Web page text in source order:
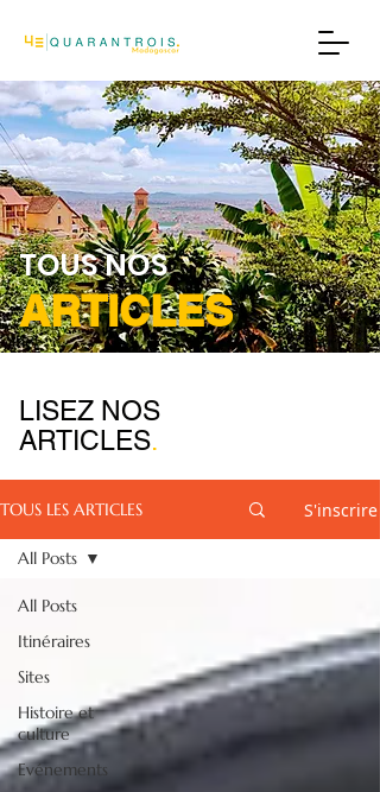
TOUS NOS
ARTICLES
LISEZ NOS
ARTICLES.
TOUS LES ARTICLES S'inscrire
All Posts
Itinéraires
Sites
Histoire et
culture
Evénements
All Posts